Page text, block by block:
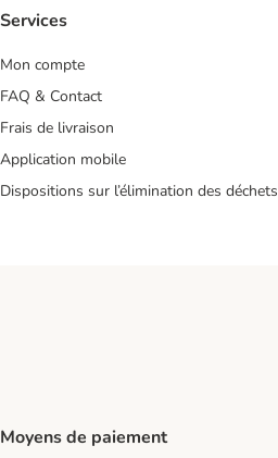
Services
Mon compte
FAQ & Contact
Frais de livraison
Application mobile
Dispositions sur l’élimination des déchets
Moyens de paiement